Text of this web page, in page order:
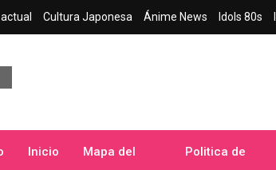
Cultura Japonesa Ánime News Idols 80s
Inicio Mapa del Politica de